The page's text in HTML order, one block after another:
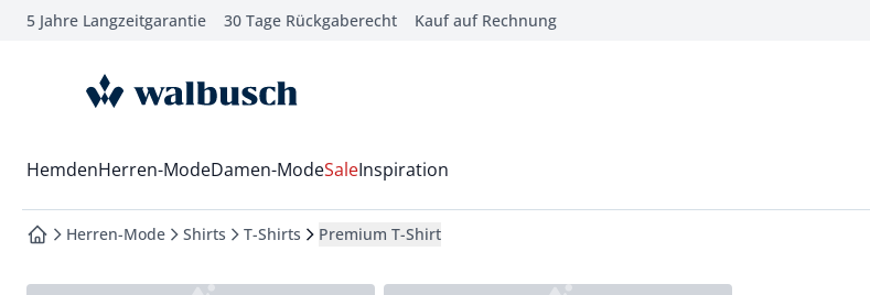
springen
springen
springen
5 Jahre Langzeitgarantie 30 Tage Rückgaberecht Kauf auf Rechnung
zur Startseite
Wechsel in das Menü mit Pfeil-Runter Taste
HemdenHerren-ModeDamen-ModeSaleInspiration
zur Startseite
Herren-Mode Shirts T-Shirts Premium T-Shirt